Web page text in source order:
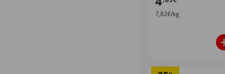
7,82€/kg